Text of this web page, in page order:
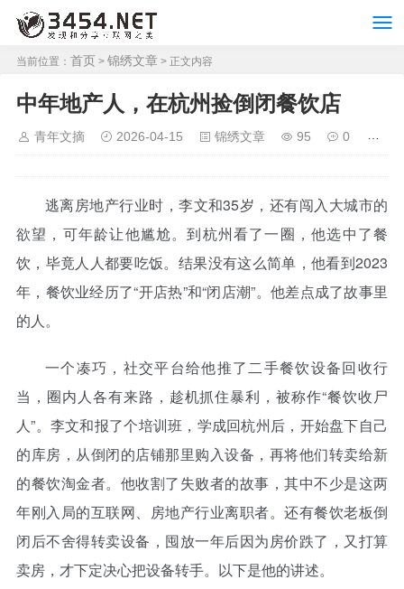
当前位置： 首页 > 锦绣文章 > 正文内容
中年地产人，在杭州捡倒闭餐饮店
青年文摘 2026-04-15 锦绣文章 95 0
逃离房地产行业时，李文和35岁，还有闯入大城市的
欲望，可年龄让他尴尬。到杭州看了一圈，他选中了餐
饮，毕竟人人都要吃饭。结果没有这么简单，他看到2023
年，餐饮业经历了“开店热”和“闭店潮”。他差点成了故事里
的人。
一个凑巧，社交平台给他推了二手餐饮设备回收行
当，圈内人各有来路，趁机抓住暴利，被称作“餐饮收尸
人”。李文和报了个培训班，学成回杭州后，开始盘下自己
的库房，从倒闭的店铺那里购入设备，再将他们转卖给新
的餐饮淘金者。他收割了失败者的故事，其中不少是这两
年刚入局的互联网、房地产行业离职者。还有餐饮老板倒
闭后不舍得转卖设备，囤放一年后因为房价跌了，又打算
卖房，才下定决心把设备转手。以下是他的讲述。